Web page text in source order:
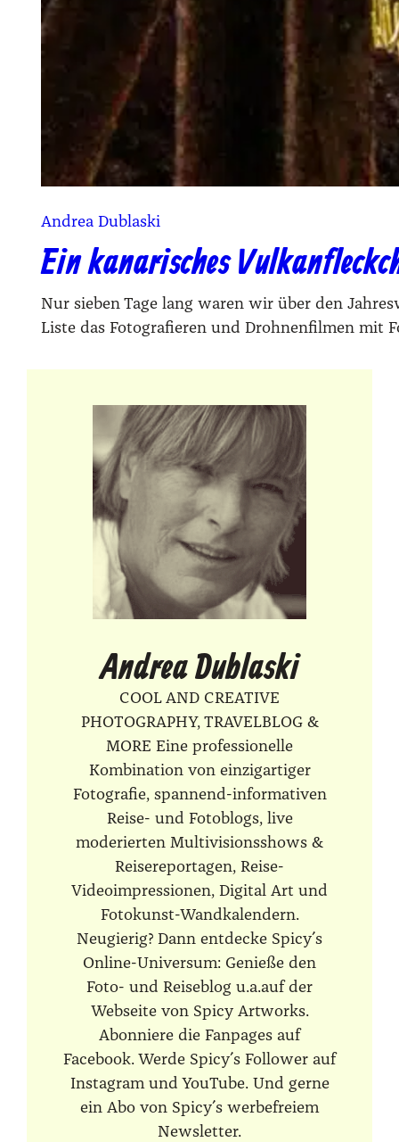
Andrea Dublaski
Ein kanarisches
Nur sieben Tage lang waren wir über den
Liste das Fotografieren und Drohnenfilmen mit
Andrea Dublaski
COOL AND CREATIVE
PHOTOGRAPHY, TRAVELBLOG &
MORE Eine professionelle
Kombination von einzigartiger
Fotografie, spannend-informativen
Reise- und Fotoblogs, live
moderierten Multivisionsshows &
Reisereportagen, Reise-
Videoimpressionen, Digital Art und
Fotokunst-Wandkalendern.
Neugierig? Dann entdecke Spicy´s
Online-Universum: Genieße den
Foto- und Reiseblog u.a.auf der
Webseite von Spicy Artworks.
Abonniere die Fanpages auf
Facebook. Werde Spicy´s Follower auf
Instagram und YouTube. Und gerne
ein Abo von Spicy´s werbefreiem
Newsletter.